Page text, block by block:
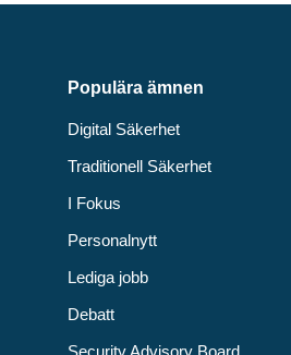
Populära ämnen
Digital Säkerhet
Traditionell Säkerhet
I Fokus
Personalnytt
Lediga jobb
Debatt
Security Advisory Board